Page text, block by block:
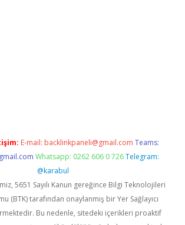
E-mail: backlinkpaneli@gmail.com Teams:
Whatsapp: 0262 606 0 726 Telegram:
@karabul
5651 Sayılı Kanun gereğince Bilgi Teknolojileri
(BTK) tarafından onaylanmış bir Yer Sağlayıcı
Bu nedenle, sitedeki içerikleri proaktif